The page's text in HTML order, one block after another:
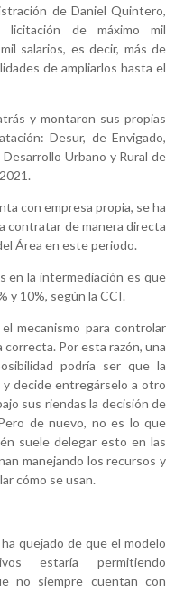
de Daniel Quintero,
de máximo mil
salarios, es decir, más de
de ampliarlos hasta el
y montaron sus propias
Desur, de Envigado,
Urbano y Rural de
con empresa propia, se ha
contratar de manera directa
Área en este periodo.
en la intermediación es que
y 10%, según la CCI.
mecanismo para controlar
Por esta razón, una
podría ser que la
decide entregárselo a otro
sus riendas la decisión de
de nuevo, no es lo que
suele delegar esto en las
manejando los recursos y
cómo se usan.
quejado de que el modelo
estaría permitiendo
no siempre cuentan con